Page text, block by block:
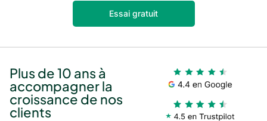
Essai gratuit
Plus de 10 ans à
accompagner la
croissance de nos
clients